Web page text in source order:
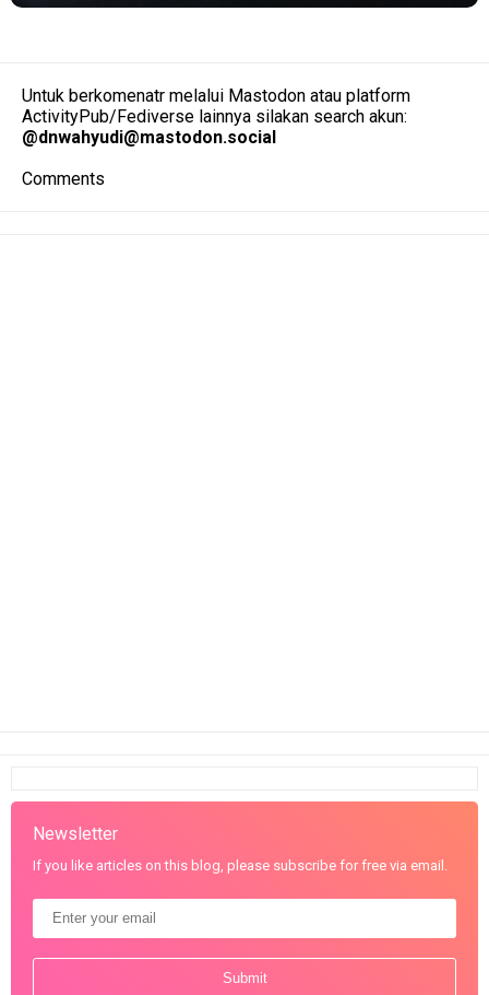
Untuk berkomenatr melalui Mastodon atau platform
ActivityPub/Fediverse lainnya silakan search akun:
@dnwahyudi@mastodon.social
Comments
Newsletter
If you like articles on this blog, please subscribe for free via email.